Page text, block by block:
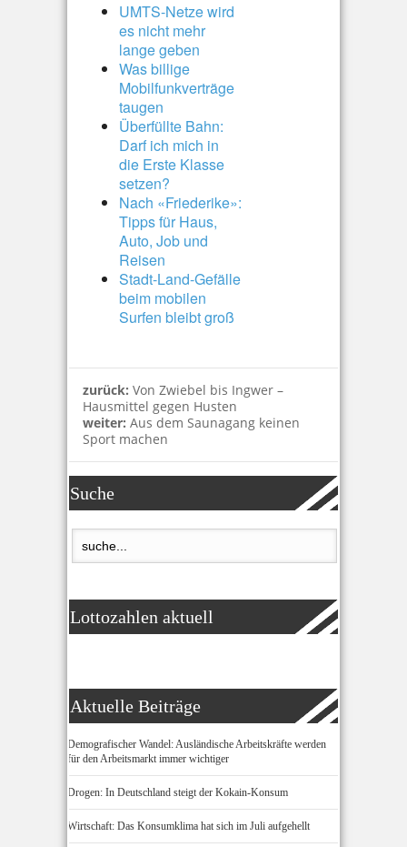
UMTS-Netze wird
es nicht mehr
lange geben
Was billige
Mobilfunkverträge
taugen
Überfüllte Bahn:
Darf ich mich in
die Erste Klasse
setzen?
Nach «Friederike»:
Tipps für Haus,
Auto, Job und
Reisen
Stadt-Land-Gefälle
beim mobilen
Surfen bleibt groß
zurück: Von Zwiebel bis Ingwer –
Hausmittel gegen Husten
weiter: Aus dem Saunagang keinen
Sport machen
Suche
Lottozahlen aktuell
Aktuelle Beiträge
Demografischer Wandel: Ausländische Arbeitskräfte werden
für den Arbeitsmarkt immer wichtiger
Drogen: In Deutschland steigt der Kokain-Konsum
Wirtschaft: Das Konsumklima hat sich im Juli aufgehellt